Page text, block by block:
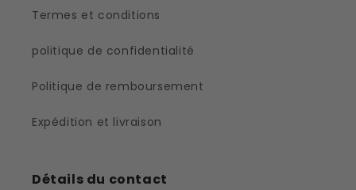
Termes et conditions
politique de confidentialité
Politique de remboursement
Expédition et livraison
Détails du contact